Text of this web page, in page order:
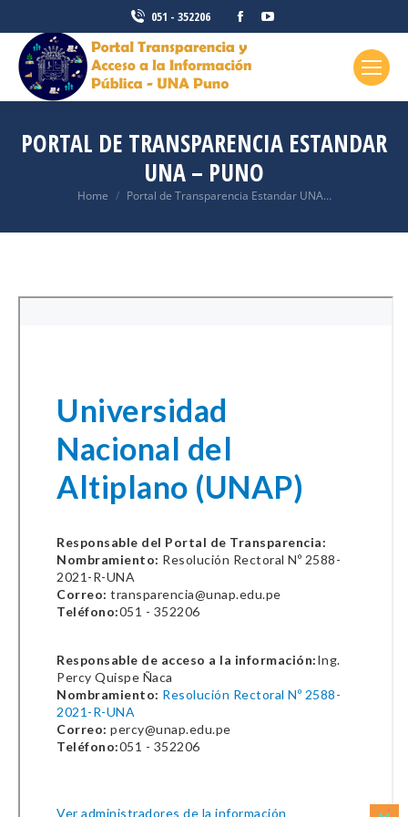
051 - 352206
Facebook
opens
windowwindow
PORTAL DE TRANSPARENCIA ESTANDAR
UNA – PUNO
You are here:
Home Portal de Transparencia Estandar UNA…